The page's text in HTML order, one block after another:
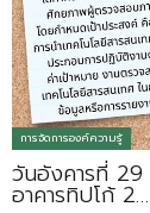
การจัดการองค์ความรู้
วันอังคารที่
อาคารทิปโก้ 2…